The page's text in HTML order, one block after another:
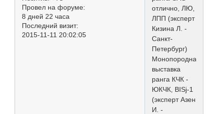
Провел на форуме:
8 дней 22 часа
Последний визит:
2015-11-11 20:02:05
отлично, ЛЮ,
ЛПП (эксперт
Кизина Л. -
Санкт-
Петербург)
Монопородная
выставка
ранга КЧК -
ЮКЧК, BISj-1
(эксперт Азен
И. -